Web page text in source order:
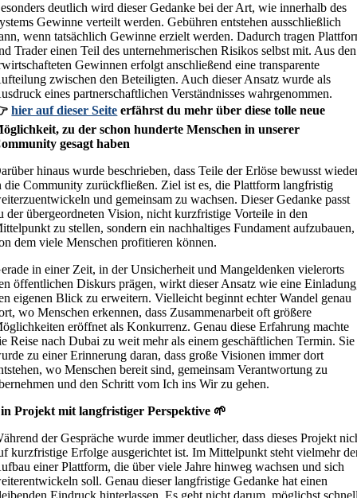
deutlich wird dieser Gedanke bei der Art, wie innerhalb des
Gewinne verteilt werden. Gebühren entstehen ausschließlich
wenn tatsächlich Gewinne erzielt werden. Dadurch tragen
Trader einen Teil des unternehmerischen Risikos selbst mit. Aus den
Gewinnen erfolgt anschließend eine transparente
zwischen den Beteiligten. Auch dieser Ansatz wurde als
eines partnerschaftlichen Verständnisses wahrgenommen.
hier auf dieser Seite erfährst du mehr über diese tolle neue
zu der schon hunderte Menschen in unserer
gesagt haben
hinaus wurde beschrieben, dass Teile der Erlöse bewusst
die Community zurückfließen. Ziel ist es, die Plattform langfristig
und gemeinsam zu wachsen. Dieser Gedanke passt
der übergeordneten Vision, nicht kurzfristige Vorteile in den
zu stellen, sondern ein nachhaltiges Fundament aufzubauen,
dem viele Menschen profitieren können.
in einer Zeit, in der Unsicherheit und Mangeldenken vielerorts
öffentlichen Diskurs prägen, wirkt dieser Ansatz wie eine
eigenen Blick zu erweitern. Vielleicht beginnt echter Wandel genau
wo Menschen erkennen, dass Zusammenarbeit oft größere
eröffnet als Konkurrenz. Genau diese Erfahrung machte
Reise nach Dubai zu weit mehr als einem geschäftlichen Termin. Sie
zu einer Erinnerung daran, dass große Visionen immer dort
wo Menschen bereit sind, gemeinsam Verantwortung zu
und den Schritt vom Ich ins Wir zu gehen.
Projekt mit langfristiger Perspektive 🌱
der Gespräche wurde immer deutlicher, dass dieses Projekt
kurzfristige Erfolge ausgerichtet ist. Im Mittelpunkt steht vielmehr
einer Plattform, die über viele Jahre hinweg wachsen und sich
soll. Genau dieser langfristige Gedanke hat einen
Eindruck hinterlassen. Es geht nicht darum, möglichst